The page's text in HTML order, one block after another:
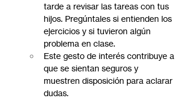
tarde a revisar las tareas con tus
hijos. Pregúntales si entienden los
ejercicios y si tuvieron algún
problema en clase.
Este gesto de interés contribuye a
que se sientan seguros y
muestren disposición para aclarar
dudas.